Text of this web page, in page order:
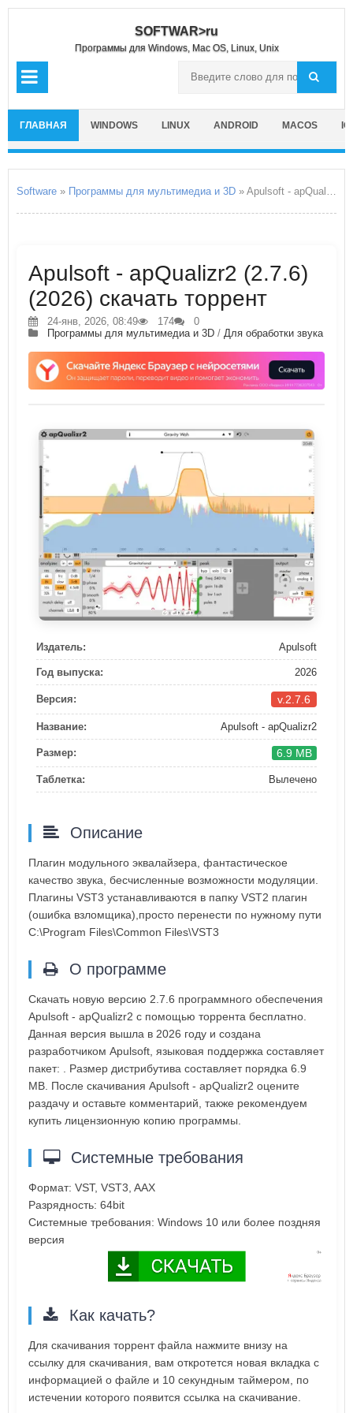
SOFTWAR>ru
Программы для Windows, Mac OS, Linux, Unix
ГЛАВНАЯ WINDOWS LINUX ANDROID MACOS
Software » Программы для мультимедиа и 3D » Apulsoft - apQualizr2
Apulsoft - apQualizr2 (2.7.6)
(2026) скачать торрент
24-янв, 2026, 08:49 174
0
Программы для мультимедиа и 3D / Для обработки звука
Издатель: Apulsoft
Год выпуска: 2026
Версия: v.2.7.6
Название: Apulsoft - apQualizr2
Размер: 6.9 MB
Таблетка: Вылечено
Описание
Плагин модульного эквалайзера, фантастическое
качество звука, бесчисленные возможности модуляции.
Плагины VST3 устанавливаются в папку VST2 плагин
(ошибка взломщика),просто перенести по нужному пути
C:\Program Files\Common Files\VST3
О программе
Скачать новую версию 2.7.6 программного обеспечения
Apulsoft - apQualizr2 с помощью торрента бесплатно.
Данная версия вышла в 2026 году и создана
разработчиком Apulsoft, языковая поддержка составляет
пакет: . Размер дистрибутива составляет порядка 6.9
MB. После скачивания Apulsoft - apQualizr2 оцените
раздачу и оставьте комментарий, также рекомендуем
купить лицензионную копию программы.
Системные требования
Формат: VST, VST3, AAX
Разрядность: 64bit
Системные требования: Windows 10 или более поздняя
версия
Как качать?
Для скачивания торрент файла нажмите внизу на
ссылку для скачивания, вам откротется новая вкладка с
информацией о файле и 10 секундным таймером, по
истечении которого появится ссылка на скачивание.